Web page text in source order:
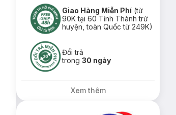
Giao Hàng Miễn Phí (từ
90K tại 60 Tỉnh Thành trừ
huyện, toàn Quốc từ 249K)
Đổi trả
trong30 ngày
Xem thêm